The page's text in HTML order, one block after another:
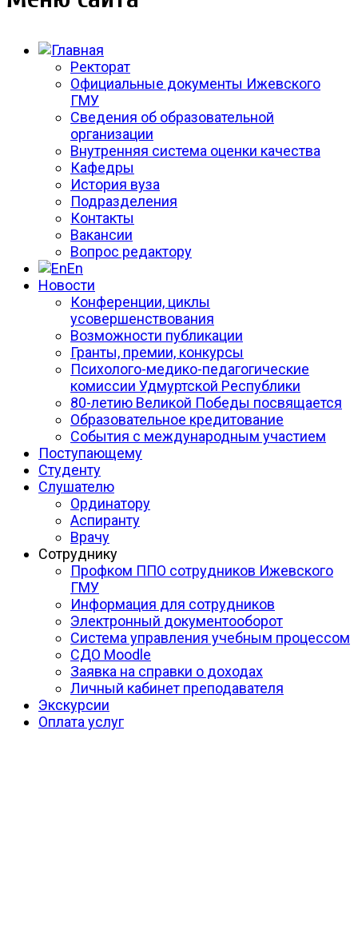
Ректорат
Официальные документы Ижевского
ГМУ
Сведения об образовательной
организации
Внутренняя система оценки качества
Кафедры
История вуза
Подразделения
Контакты
Вакансии
Вопрос редактору
En
Новости
Конференции, циклы
усовершенствования
Возможности публикации
Гранты, премии, конкурсы
Психолого-медико-педагогические
комиссии Удмуртской Республики
80-летию Великой Победы посвящается
Образовательное кредитование
События с международным участием
Поступающему
Студенту
Слушателю
Ординатору
Аспиранту
Врачу
Сотруднику
Профком ППО сотрудников Ижевского
ГМУ
Информация для сотрудников
Электронный документооборот
Система управления учебным процессом
СДО Moodle
Заявка на справки о доходах
Личный кабинет преподавателя
Экскурсии
Оплата услуг